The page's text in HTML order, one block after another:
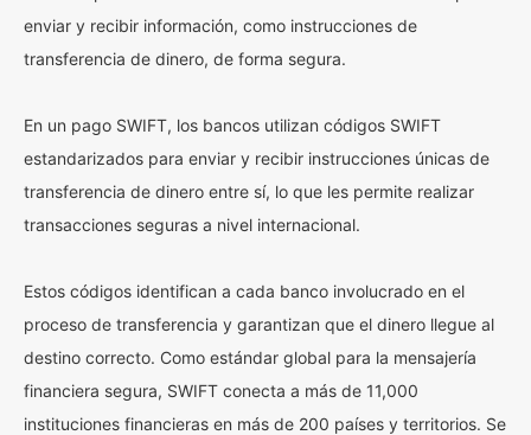
enviar y recibir información, como instrucciones de
transferencia de dinero, de forma segura.
En un pago SWIFT, los bancos utilizan códigos SWIFT
estandarizados para enviar y recibir instrucciones únicas de
transferencia de dinero entre sí, lo que les permite realizar
transacciones seguras a nivel internacional.
Estos códigos identifican a cada banco involucrado en el
proceso de transferencia y garantizan que el dinero llegue al
destino correcto. Como estándar global para la mensajería
financiera segura, SWIFT conecta a más de 11,000
instituciones financieras en más de 200 países y territorios. Se